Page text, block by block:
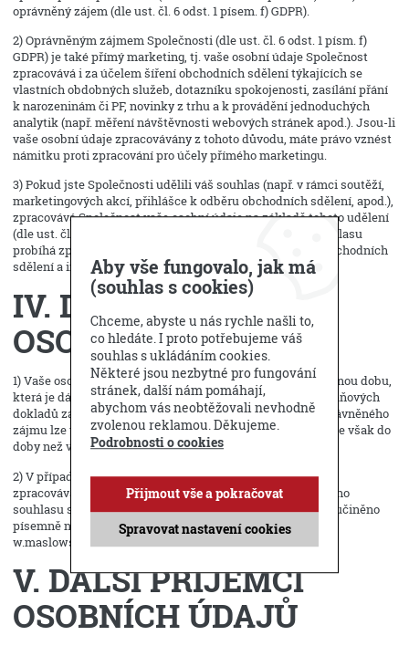
oprávněný zájem (dle ust. čl. 6 odst. 1 písem. f) GDPR).
2) Oprávněným zájmem Společnosti (dle ust. čl. 6 odst. 1 písm. f)
GDPR) je také přímý marketing, tj. vaše osobní údaje Společnost
zpracovává i za účelem šíření obchodních sdělení týkajících se
vlastních obdobných služeb, dotazníku spokojenosti, zasílání přání
k narozeninám či PF, novinky z trhu a k provádění jednoduchých
analytik (např. měření návštěvnosti webových stránek apod.). Jsou-li
vaše osobní údaje zpracovávány z tohoto důvodu, máte právo vznést
námitku proti zpracování pro účely přímého marketingu.
3) Pokud jste Společnosti udělili váš souhlas (např. v rámci soutěží,
marketingových akcí, přihlášce k odběru obchodních sdělení, apod.),
zpracovává Společnost vaše osobní údaje na základě tohoto udělení
(dle ust. čl. 6 odst. 1 písm. a) GDPR). V případě udělení souhlasu
probíhá zpracování za účelem nabízení služeb, zasílání obchodních
sdělení a informování o akcích Společnosti apod.
IV. DOBA ULOŽENÍ
OSOBNÍCH ÚDAJŮ
1) Vaše osobní údaje budou zpracovávány pouze po nezbytnou dobu,
která je dána plněním smlouvy a následným uchováním daňových
dokladů za objednanou a dodávanou službu. Z důvodu oprávněného
zájmu lze vaše informace zpracovávat podobu 3 let
, nejdéle však do
doby než vznesete proti takovému zpracování námitku.
2) V případě udělení souhlasu budou vaše osobní údaje
zpracovávány po dobu 3 let, nejdéle však do odvolání Vašeho
souhlasu se zpracováním osobních údajů, které může být učiněno
písemně na adrese Společnosti či e-mailem na adresu
w.maslowski@vertexcz.cz
V. DALŠÍ PŘÍJEMCI
OSOBNÍCH ÚDAJŮ
Aby vše fungovalo, jak má
(souhlas s cookies)
Chceme, abyste u nás rychle našli to,
co hledáte. I proto potřebujeme váš
souhlas s ukládáním cookies.
Některé jsou nezbytné pro fungování
stránek, další nám pomáhají,
abychom vás neobtěžovali nevhodně
zvolenou reklamou. Děkujeme.
Podrobnosti o cookies
Spravovat nastavení cookies
Přijmout vše a pokračovat